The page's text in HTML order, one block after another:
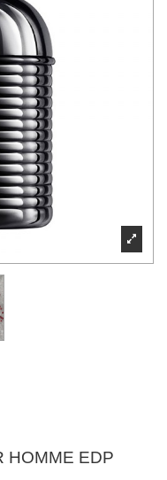
HOMME EDP